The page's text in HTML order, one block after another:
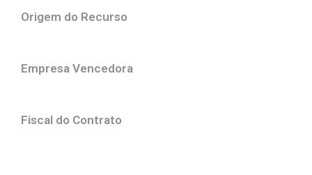
Origem do Recurso
Empresa Vencedora
Fiscal do Contrato